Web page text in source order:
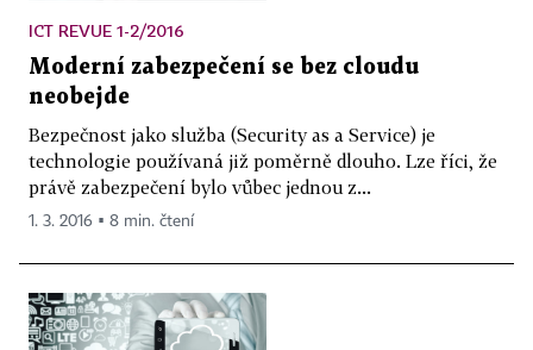
ICT REVUE 1-2/2016
Moderní zabezpečení se bez cloudu
neobejde
Bezpečnost jako služba (Security as a Service) je
technologie používaná již poměrně dlouho. Lze říci, že
právě zabezpečení bylo vůbec jednou z...
1. 3. 2016 ▪ 8 min. čtení